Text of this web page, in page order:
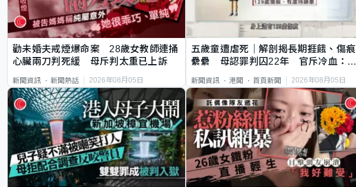
勸未婚夫戒煙爆命案 28歲女教師連捅
心臟兩刀判死緩 母斥判太重已上訴
新聞資訊 新聞熱話 2026年08月05日
五歲童遭虐死｜解剖揭長期捱餓、傷痕
纍纍 母認罪判囚22年 官斥冷血：同
新聞資訊 港聞 首頁新聞 2026年08月05日